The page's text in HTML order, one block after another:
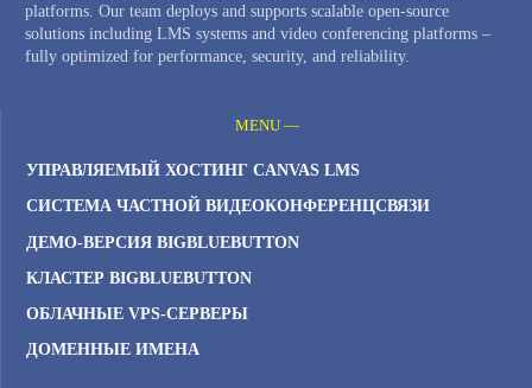
platforms. Our team deploys and supports scalable open-source
solutions including LMS systems and video conferencing platforms –
fully optimized for performance, security, and reliability.
MENU —
УПРАВЛЯЕМЫЙ ХОСТИНГ CANVAS LMS
СИСТЕМА ЧАСТНОЙ ВИДЕОКОНФЕРЕНЦСВЯЗИ
ДЕМО-ВЕРСИЯ BIGBLUEBUTTON
КЛАСТЕР BIGBLUEBUTTON
ОБЛАЧНЫЕ VPS-СЕРВЕРЫ
ДОМЕННЫЕ ИМЕНА